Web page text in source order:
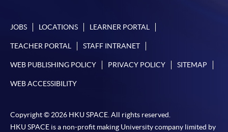
如須甄選入學，則正式收據並不可作為 閣下已獲
取錄的證明。學院將在截止報名日期後儘快通知申
請者是否獲取錄。落選的申請人將獲退還已繳交的
免責聲明
JOBS LOCATIONS LEARNER PORTAL
TEACHER PORTAL STAFF INTRANET
WEB PUBLISHING POLICY PRIVACY POLICY SITEMAP
WEB ACCESSIBILITY
Copyright © 2026 HKU SPACE. All rights reserved.
HKU SPACE is a non-profit making University company limited by